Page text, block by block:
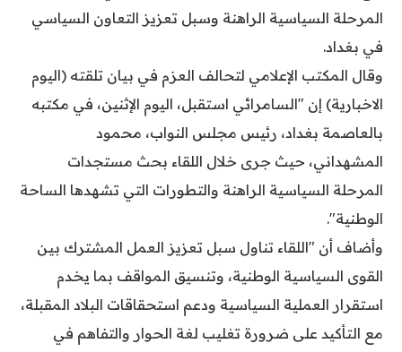
المرحلة السياسية الراهنة وسبل تعزيز التعاون السياسي
في بغداد.
وقال المكتب الإعلامي لتحالف العزم في بيان تلقته (اليوم
الاخبارية) إن "السامرائي استقبل، اليوم الإثنين، في مكتبه
بالعاصمة بغداد، رئيس مجلس النواب، محمود
المشهداني، حيث جرى خلال اللقاء بحث مستجدات
المرحلة السياسية الراهنة والتطورات التي تشهدها الساحة
الوطنية".
وأضاف أن "اللقاء تناول سبل تعزيز العمل المشترك بين
القوى السياسية الوطنية، وتنسيق المواقف بما يخدم
استقرار العملية السياسية ودعم استحقاقات البلاد المقبلة،
مع التأكيد على ضرورة تغليب لغة الحوار والتفاهم في